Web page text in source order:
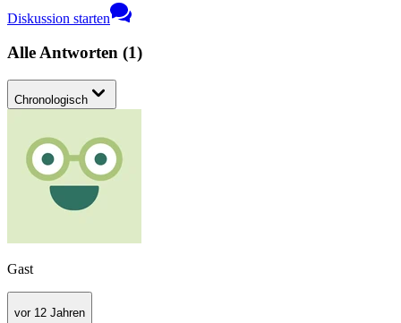
Diskussion starten
Alle Antworten (1)
Chronologisch
Gast
vor 12 Jahren